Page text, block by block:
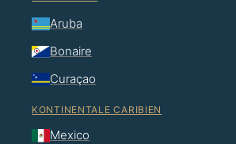
Aruba
Bonaire
Curaçao
KONTINENTALE CARIBIEN
Mexico